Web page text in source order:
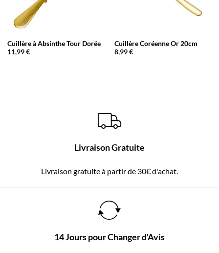
Cuillère à Absinthe Tour Dorée
11,99€
Cuillère Coréenne Or 20cm
8,99€
Livraison Gratuite
Livraison gratuite à partir de 30€ d'achat.
14 Jours pour Changer d'Avis